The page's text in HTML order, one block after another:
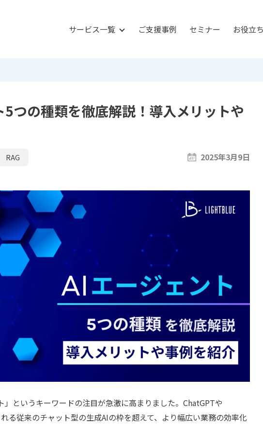
サービス一覧 ご支援事例 セミナー お役立
つの種類を徹底解説！導入メリットや
RAG 2025年3月9日
」というキーワードの注目が急激に高まりました。ChatGPTや
る従来のチャット型の生成AIの枠を超えて、より幅広い業務の効率化